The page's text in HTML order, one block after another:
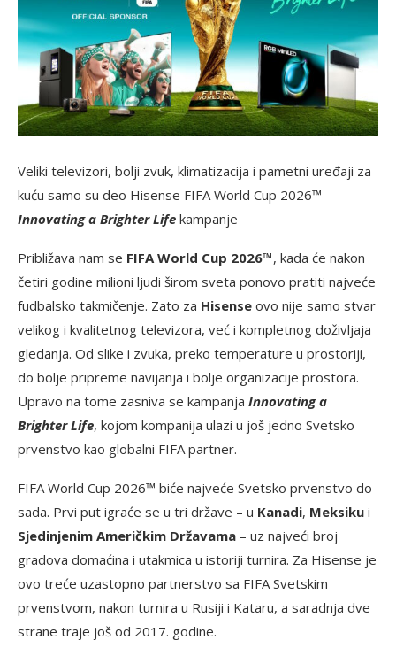
Veliki televizori, bolji zvuk, klimatizacija i pametni uređaji za
kuću samo su deo Hisense FIFA World Cup 2026™
Innovating a Brighter Life kampanje
Približava nam se FIFA World Cup 2026™, kada će nakon
četiri godine milioni ljudi širom sveta ponovo pratiti najveće
fudbalsko takmičenje. Zato za Hisense ovo nije samo stvar
velikog i kvalitetnog televizora, već i kompletnog doživljaja
gledanja. Od slike i zvuka, preko temperature u prostoriji,
do bolje pripreme navijanja i bolje organizacije prostora.
Upravo na tome zasniva se kampanja Innovating a
Brighter Life, kojom kompanija ulazi u još jedno Svetsko
prvenstvo kao globalni FIFA partner.
FIFA World Cup 2026™ biće najveće Svetsko prvenstvo do
sada. Prvi put igraće se u tri države – u Kanadi, Meksiku i
Sjedinjenim Američkim Državama – uz najveći broj
gradova domaćina i utakmica u istoriji turnira. Za Hisense je
ovo treće uzastopno partnerstvo sa FIFA Svetskim
prvenstvom, nakon turnira u Rusiji i Kataru, a saradnja dve
strane traje još od 2017. godine.